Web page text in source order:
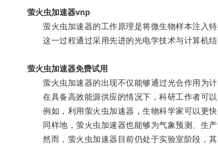
萤火虫加速器vnp
萤火虫加速器的工作原理是将微生物样本注入特
这一过程通过采用先进的光电学技术与计算机结
萤火虫加速器免费试用
萤火虫加速器的出现不仅能够通过光合作用为计
在具备高效能源供应的情况下，科研工作者可以
例如，利用萤火虫加速器，生物科学家可以更快
同样地，萤火虫加速器也能够为气象预测、生产
然而，萤火虫加速器目前仍处于实验室阶段，其